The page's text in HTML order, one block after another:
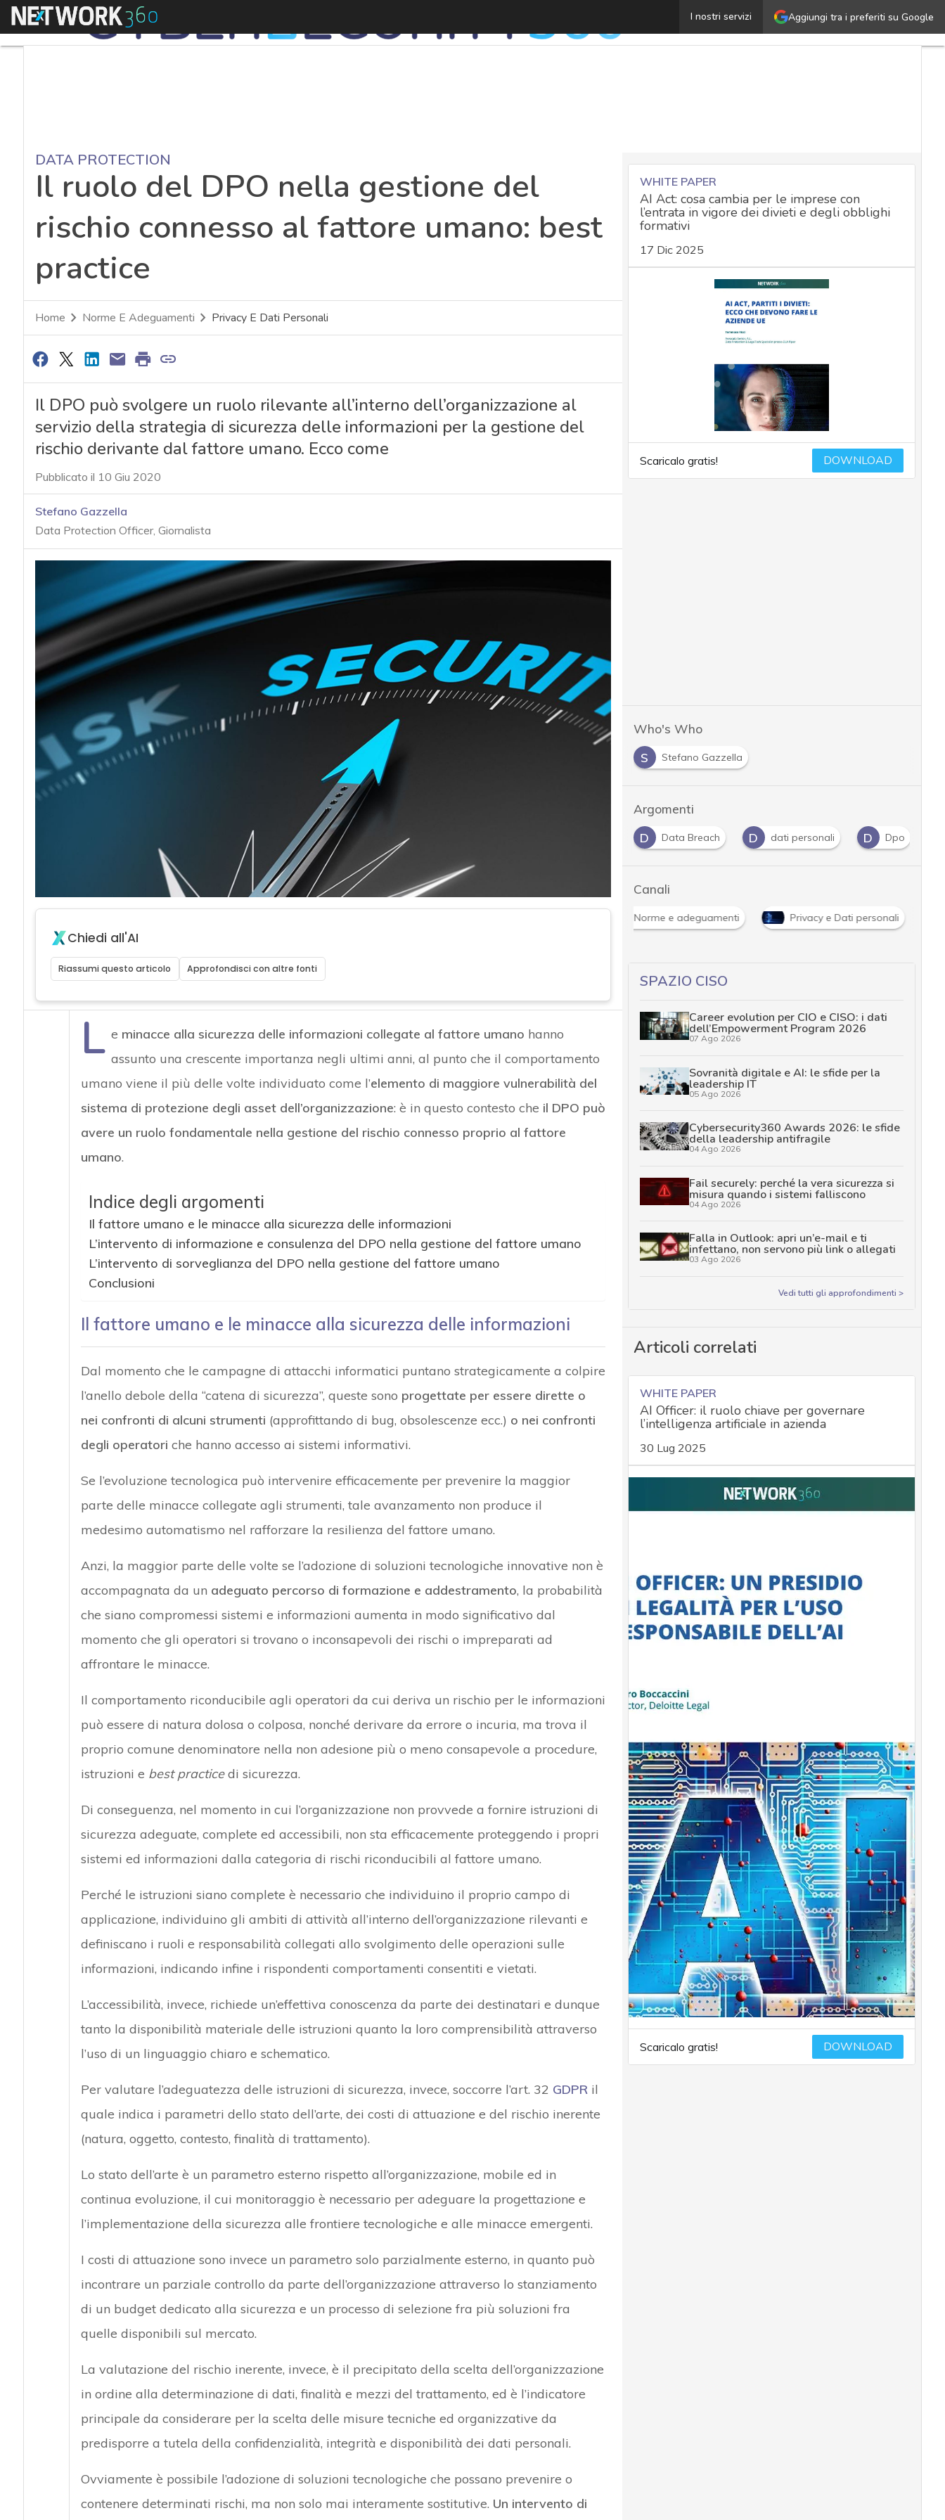
Aggiungi tra i preferiti su Google
I nostri servizi
Menu Il ruolo del DPO nella gestione del rischio connesso al
DATA PROTECTION
Il ruolo del DPO nella gestione del
rischio connesso al fattore umano: best
practice
Home Norme E Adeguamenti Privacy E Dati Personali
Il DPO può svolgere un ruolo rilevante all’interno dell’organizzazione al
servizio della strategia di sicurezza delle informazioni per la gestione del
rischio derivante dal fattore umano. Ecco come
Pubblicato il 10 Giu 2020
Stefano Gazzella
Data Protection Officer, Giornalista
Chiedi all'AI
Riassumi questo articolo Approfondisci con altre fonti
L e minacce alla sicurezza delle informazioni collegate al fattore umano hanno
assunto una crescente importanza negli ultimi anni, al punto che il comportamento
umano viene il più delle volte individuato come l’elemento di maggiore vulnerabilità del
sistema di protezione degli asset dell’organizzazione: è in questo contesto che il DPO può
avere un ruolo fondamentale nella gestione del rischio connesso proprio al fattore
umano.
Indice degli argomenti
Il fattore umano e le minacce alla sicurezza delle informazioni
L’intervento di informazione e consulenza del DPO nella gestione del fattore umano
L’intervento di sorveglianza del DPO nella gestione del fattore umano
Conclusioni
Il fattore umano e le minacce alla sicurezza delle informazioni
Dal momento che le campagne di attacchi informatici puntano strategicamente a colpire
l’anello debole della “catena di sicurezza”, queste sono progettate per essere dirette o
nei confronti di alcuni strumenti (approfittando di bug, obsolescenze ecc.) o nei confronti
degli operatori che hanno accesso ai sistemi informativi.
Se l’evoluzione tecnologica può intervenire efficacemente per prevenire la maggior
parte delle minacce collegate agli strumenti, tale avanzamento non produce il
medesimo automatismo nel rafforzare la resilienza del fattore umano.
Anzi, la maggior parte delle volte se l’adozione di soluzioni tecnologiche innovative non è
accompagnata da un adeguato percorso di formazione e addestramento, la probabilità
che siano compromessi sistemi e informazioni aumenta in modo significativo dal
momento che gli operatori si trovano o inconsapevoli dei rischi o impreparati ad
affrontare le minacce.
Il comportamento riconducibile agli operatori da cui deriva un rischio per le informazioni
può essere di natura dolosa o colposa, nonché derivare da errore o incuria, ma trova il
proprio comune denominatore nella non adesione più o meno consapevole a procedure,
istruzioni e best practicedi sicurezza.
Di conseguenza, nel momento in cui l’organizzazione non provvede a fornire istruzioni di
sicurezza adeguate, complete ed accessibili, non sta efficacemente proteggendo i propri
sistemi ed informazioni dalla categoria di rischi riconducibili al fattore umano.
Perché le istruzioni siano complete è necessario che individuino il proprio campo di
applicazione, individuino gli ambiti di attività all’interno dell’organizzazione rilevanti e
definiscano i ruoli e responsabilità collegati allo svolgimento delle operazioni sulle
informazioni, indicando infine i rispondenti comportamenti consentiti e vietati.
L’accessibilità, invece, richiede un’effettiva conoscenza da parte dei destinatari e dunque
tanto la disponibilità materiale delle istruzioni quanto la loro comprensibilità attraverso
l’uso di un linguaggio chiaro e schematico.
Per valutare l’adeguatezza delle istruzioni di sicurezza, invece, soccorre l’art. 32 GDPRil
quale indica i parametri dello stato dell’arte, dei costi di attuazione e del rischio inerente
(natura, oggetto, contesto, finalità di trattamento).
Lo stato dell’arte è un parametro esterno rispetto all’organizzazione, mobile ed in
continua evoluzione, il cui monitoraggio è necessario per adeguare la progettazione e
l’implementazione della sicurezza alle frontiere tecnologiche e alle minacce emergenti.
I costi di attuazione sono invece un parametro solo parzialmente esterno, in quanto può
incontrare un parziale controllo da parte dell’organizzazione attraverso lo stanziamento
di un budget dedicato alla sicurezza e un processo di selezione fra più soluzioni fra
quelle disponibili sul mercato.
La valutazione del rischio inerente, invece, è il precipitato della scelta dell’organizzazione
in ordine alla determinazione di dati, finalità e mezzi del trattamento, ed è l’indicatore
principale da considerare per la scelta delle misure tecniche ed organizzative da
predisporre a tutela della confidenzialità, integrità e disponibilità dei dati personali.
Ovviamente è possibile l’adozione di soluzioni tecnologiche che possano prevenire o
contenere determinati rischi, ma non solo mai interamente sostitutive. Un intervento di
WHITE PAPER
AI Act: cosa cambia per le imprese con
l’entrata in vigore dei divieti e degli obblighi
formativi
17 Dic 2025
Scaricalo gratis! DOWNLOAD
Who's Who
S
Stefano Gazzella
Argomenti
D Data Breach D dati personali D Dpo
Canali
Norme e adeguamenti Privacy e Dati personali
SPAZIO CISO
Career evolution per CIO e CISO: i dati
dell’Empowerment Program 2026
07 Ago 2026
Sovranità digitale e AI: le sfide per la
leadership IT
05 Ago 2026
Cybersecurity360 Awards 2026: le sfide
della leadership antifragile
04 Ago 2026
Fail securely: perché la vera sicurezza si
misura quando i sistemi falliscono
04 Ago 2026
Falla in Outlook: apri un’e-mail e ti
infettano, non servono più link o allegati
03 Ago 2026
Vedi tutti gli approfondimenti >
Articoli correlati
WHITE PAPER
AI Officer: il ruolo chiave per governare
l’intelligenza artificiale in azienda
30 Lug 2025
Scaricalo gratis! DOWNLOAD